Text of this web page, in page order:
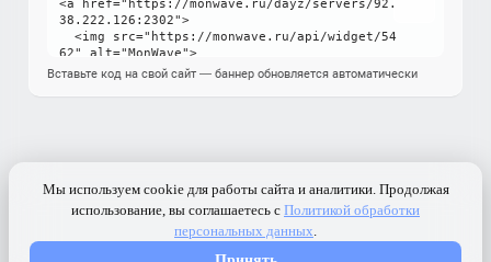
Вставьте код на свой сайт — баннер обновляется автоматически